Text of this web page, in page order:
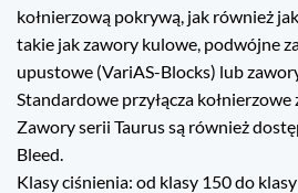
kołnierzową pokrywą, jak również
takie jak zawory kulowe, podwójne
upustowe (VariAS-Blocks) lub
Standardowe przyłącza kołnierzowe
Zawory serii Taurus są również
Bleed.
Klasy ciśnienia: od klasy 150 do